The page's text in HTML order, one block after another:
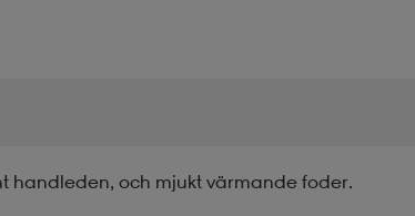
handleden, och mjukt värmande foder.